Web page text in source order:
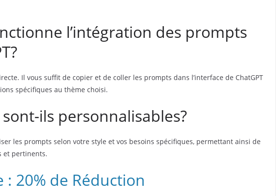
l’intégration des prompts
Il vous suffit de copier et de coller les prompts dans l’interface de ChatGPT
spécifiques au thème choisi.
ils personnalisables?
les prompts selon votre style et vos besoins spécifiques, permettant ainsi de
et pertinents.
20% de Réduction